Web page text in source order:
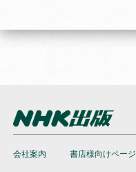
会社案内 書店様向けページ